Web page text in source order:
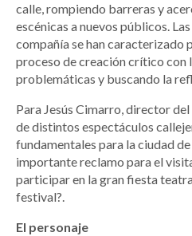
calle, rompiendo barreras y
escénicas a nuevos públicos.
compañía se han caracterizado
proceso de creación crítico con
problemáticas y buscando la
Para Jesús Cimarro, director
de distintos espectáculos
fundamentales para la ciudad
importante reclamo para el
participar en la gran fiesta
festival?.
El personaje